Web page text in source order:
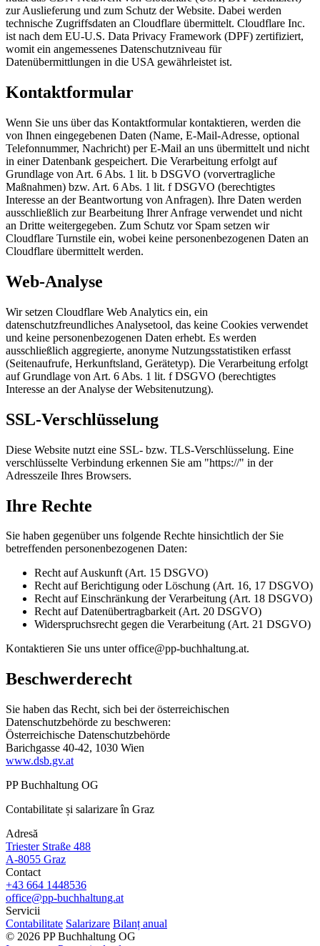
zur Auslieferung und zum Schutz der Website. Dabei werden
technische Zugriffsdaten an Cloudflare übermittelt. Cloudflare Inc.
ist nach dem EU-U.S. Data Privacy Framework (DPF) zertifiziert,
womit ein angemessenes Datenschutzniveau für
Datenübermittlungen in die USA gewährleistet ist.
Kontaktformular
Wenn Sie uns über das Kontaktformular kontaktieren, werden die
von Ihnen eingegebenen Daten (Name, E-Mail-Adresse, optional
Telefonnummer, Nachricht) per E-Mail an uns übermittelt und nicht
in einer Datenbank gespeichert. Die Verarbeitung erfolgt auf
Grundlage von Art. 6 Abs. 1 lit. b DSGVO (vorvertragliche
Maßnahmen) bzw. Art. 6 Abs. 1 lit. f DSGVO (berechtigtes
Interesse an der Beantwortung von Anfragen). Ihre Daten werden
ausschließlich zur Bearbeitung Ihrer Anfrage verwendet und nicht
an Dritte weitergegeben. Zum Schutz vor Spam setzen wir
Cloudflare Turnstile ein, wobei keine personenbezogenen Daten an
Cloudflare übermittelt werden.
Web-Analyse
Wir setzen Cloudflare Web Analytics ein, ein
datenschutzfreundliches Analysetool, das keine Cookies verwendet
und keine personenbezogenen Daten erhebt. Es werden
ausschließlich aggregierte, anonyme Nutzungsstatistiken erfasst
(Seitenaufrufe, Herkunftsland, Gerätetyp). Die Verarbeitung erfolgt
auf Grundlage von Art. 6 Abs. 1 lit. f DSGVO (berechtigtes
Interesse an der Analyse der Websitenutzung).
SSL-Verschlüsselung
Diese Website nutzt eine SSL- bzw. TLS-Verschlüsselung. Eine
verschlüsselte Verbindung erkennen Sie am "https://" in der
Adresszeile Ihres Browsers.
Ihre Rechte
Sie haben gegenüber uns folgende Rechte hinsichtlich der Sie
betreffenden personenbezogenen Daten:
Recht auf Auskunft (Art. 15 DSGVO)
Recht auf Berichtigung oder Löschung (Art. 16, 17 DSGVO)
Recht auf Einschränkung der Verarbeitung (Art. 18 DSGVO)
Recht auf Datenübertragbarkeit (Art. 20 DSGVO)
Widerspruchsrecht gegen die Verarbeitung (Art. 21 DSGVO)
Kontaktieren Sie uns unteroffice@pp-buchhaltung.at.
Beschwerderecht
Sie haben das Recht, sich bei der österreichischen
Datenschutzbehörde zu beschweren:
Österreichische Datenschutzbehörde
Barichgasse 40-42, 1030 Wien
www.dsb.gv.at
PP Buchhaltung OG
Contabilitate și salarizare în Graz
Adresă
Triester Straße 488
A-8055 Graz
Contact
+43 664 1448536
office@pp-buchhaltung.at
Servicii
Contabilitate Salarizare Bilanț anual
© 2026 PP Buchhaltung OG